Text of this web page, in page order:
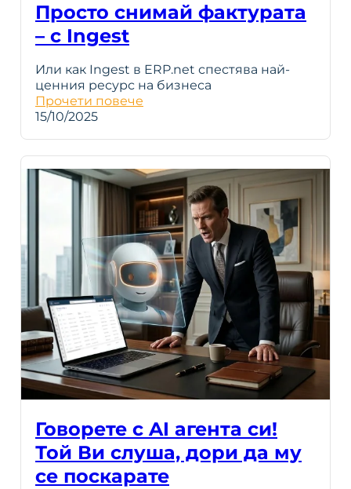
Просто снимай фактурата
– с Ingest
Или как Ingest в ERP.net спестява най-
ценния ресурс на бизнеса
Прочети повече
15/10/2025
Говорете с AI агента си!
Той Ви слуша, дори да му
се поскарате